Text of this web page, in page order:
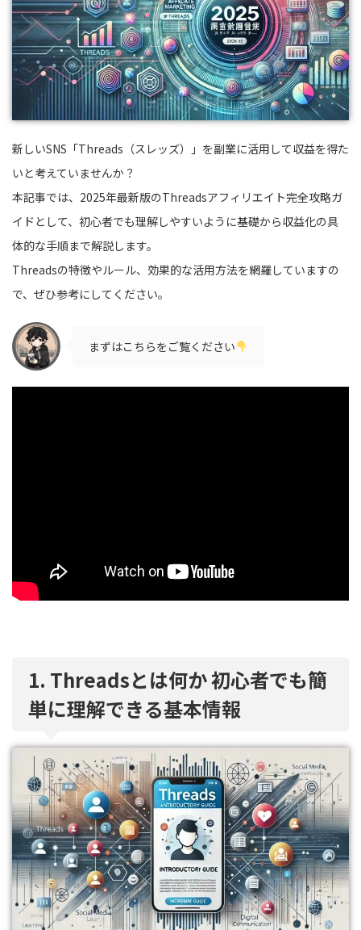
新しいSNS「Threads（スレッズ）」を副業に活用して収益を得た
いと考えていませんか？
本記事では、2025年最新版のThreadsアフィリエイト完全攻略ガ
イドとして、初心者でも理解しやすいように基礎から収益化の具
体的な手順まで解説します。
Threadsの特徴やルール、効果的な活用方法を網羅していますの
で、ぜひ参考にしてください。
まずはこちらをご覧ください
1. Threadsとは何か 初心者でも簡
単に理解できる基本情報